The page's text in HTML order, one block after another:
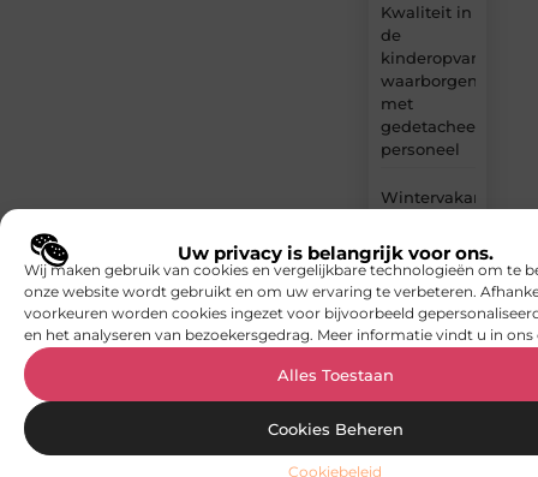
Uw privacy is belangrijk voor ons.
Wij maken gebruik van cookies en vergelijkbare technologieën om te
onze website wordt gebruikt en om uw ervaring te verbeteren.
voorkeuren worden cookies ingezet voor bijvoorbeeld
en het analyseren van bezoekersgedrag. Meer informatie vindt u in ons
Alles Toestaan
Cookies Beheren
Cookiebeleid
Kwaliteit in
de
kinderopvang
waarborgen
met
gedetacheerd
personeel
Wintervakantie
Reykjavik
of ringweg
in sneeuw?
Hoe kies je
hangmat
voor
comfort,